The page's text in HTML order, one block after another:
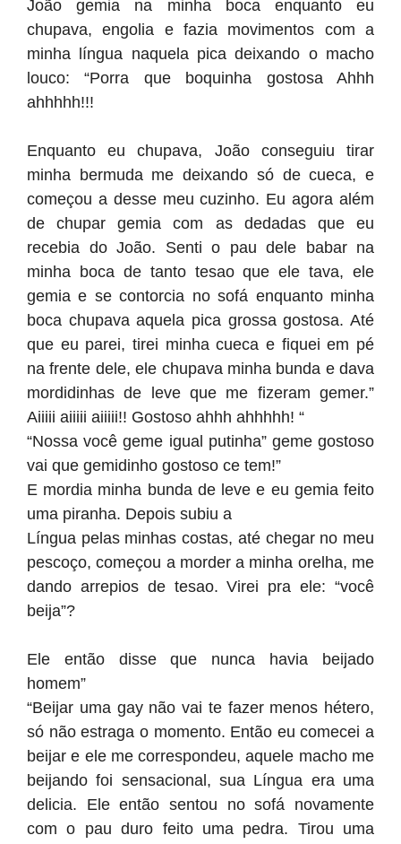
João gemia na minha boca enquanto eu
chupava, engolia e fazia movimentos com a
minha língua naquela pica deixando o macho
louco: “Porra que boquinha gostosa Ahhh
ahhhhh!!!
Enquanto eu chupava, João conseguiu tirar
minha bermuda me deixando só de cueca, e
começou a desse meu cuzinho. Eu agora além
de chupar gemia com as dedadas que eu
recebia do João. Senti o pau dele babar na
minha boca de tanto tesao que ele tava, ele
gemia e se contorcia no sofá enquanto minha
boca chupava aquela pica grossa gostosa. Até
que eu parei, tirei minha cueca e fiquei em pé
na frente dele, ele chupava minha bunda e dava
mordidinhas de leve que me fizeram gemer.”
Aiiiii aiiiii aiiiii!! Gostoso ahhh ahhhhh! “
“Nossa você geme igual putinha” geme gostoso
vai que gemidinho gostoso ce tem!”
E mordia minha bunda de leve e eu gemia feito
uma piranha. Depois subiu a
Língua pelas minhas costas, até chegar no meu
pescoço, começou a morder a minha orelha, me
dando arrepios de tesao. Virei pra ele: “você
beija”?
Ele então disse que nunca havia beijado
homem”
“Beijar uma gay não vai te fazer menos hétero,
só não estraga o momento. Então eu comecei a
beijar e ele me correspondeu, aquele macho me
beijando foi sensacional, sua Língua era uma
delicia. Ele então sentou no sofá novamente
com o pau duro feito uma pedra. Tirou uma